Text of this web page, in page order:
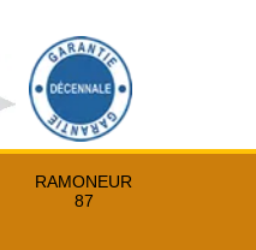
RAMONEUR
87